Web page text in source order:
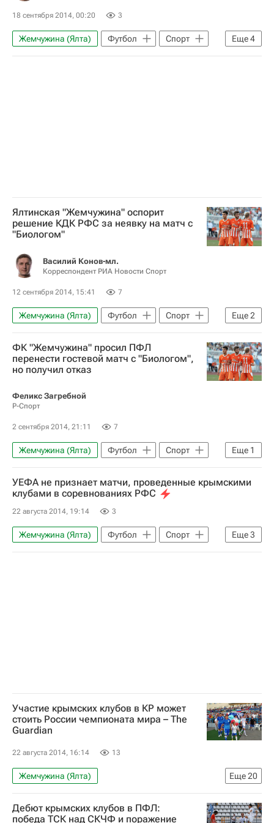
18 сентября 2014, 00:20 3
Еще4
Жемчужина (Ялта) Футбол
Спорт
Международная федерация футбола (ФИФА)
Ялтинская "Жемчужина" оспорит
решение КДК РФС за неявку на матч с
"Биологом"
Василий Конов-мл.
Корреспондент РИА Новости Спорт
12 сентября 2014, 15:41 7
Еще2
Жемчужина (Ялта) Футбол
Спорт
КДК РФС
Вячеслав Бабей
ФК "Жемчужина" просил ПФЛ
перенести гостевой матч с "Биологом",
но получил отказ
Феликс Загребной
Р-Спорт
2 сентября 2014, 21:11 7
Еще 1
Жемчужина (Ялта) Футбол
Спорт
Вячеслав Бабей
УЕФА не признает матчи, проведенные крымскими
клубами в соревнованиях РФС
22 августа 2014, 19:14 3
Еще3
Жемчужина (Ялта) Футбол
Спорт
Международная федерация футбола (ФИФА)
Участие крымских клубов в КР может
стоить России чемпионата мира – The
Guardian
22 августа 2014, 16:14 13
Еще20
Жемчужина (Ялта)
Блог редакции РИА Новости Спорт
Футбол
Спорт
Блоги
Дебют крымских клубов в ПФЛ:
победа ТСК над СКЧФ и поражение